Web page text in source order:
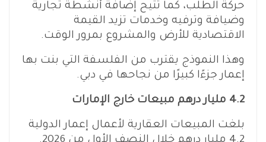
حركة الطلب، كما تتيح إضافة أنشطة تجارية
وضيافة وترفيه وخدمات تزيد القيمة
الاقتصادية للأرض والمشروع بمرور الوقت.
وهذا النموذج يقترب من الفلسفة التي بنت بها
إعمار جزءًا كبيرًا من نجاحها في دبي.
4.2 مليار درهم مبيعات خارج الإمارات
بلغت المبيعات العقارية لأعمال إعمار الدولية